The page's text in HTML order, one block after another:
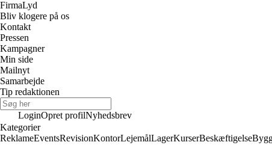
FirmaLyd
Bliv klogere på os
Kontakt
Pressen
Kampagner
Min side
Mailnyt
Samarbejde
Tip redaktionen
LoginOpret profilNyhedsbrev
Kategorier
ReklameEventsRevisionKontorLejemålLagerKurserBeskæftigelse